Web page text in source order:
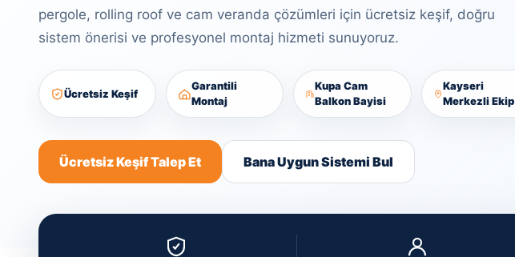
pergole, rolling roof ve cam veranda çözümleri için ücretsiz keşif, doğru
sistem önerisi ve profesyonel montaj hizmeti sunuyoruz.
Ücretsiz Keşif
Garantili
Montaj
Kupa Cam
Balkon Bayisi
Kayseri
Merkezli Ekip
Ücretsiz Keşif Talep Et Bana Uygun Sistemi Bul